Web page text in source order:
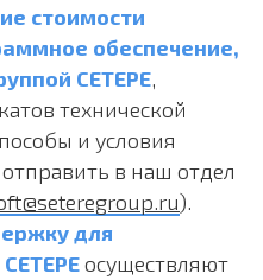
стоимости
обеспечение,
СЕТЕРЕ,
технической
и условия
в наш отдел
).
для
осуществляют